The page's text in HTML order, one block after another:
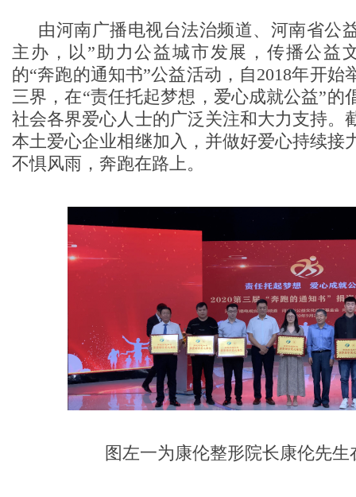
由河南广播电视台法治频道、河南省公
主办，以”助力公益城市发展，传播公益
的“奔跑的通知书”公益活动，自2018年开始
三界，在“责任托起梦想，爱心成就公益”的
社会各界爱心人士的广泛关注和大力支持。
本土爱心企业相继加入，并做好爱心持续接
不惧风雨，奔跑在路上。
图左一为康伦整形院长康伦先生